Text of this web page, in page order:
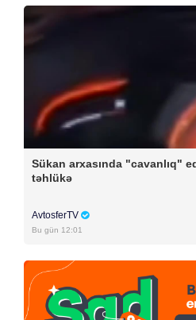
Sükan arxasında "cavanlıq"
təhlükə
AvtosferTV
Bu gün 12:01